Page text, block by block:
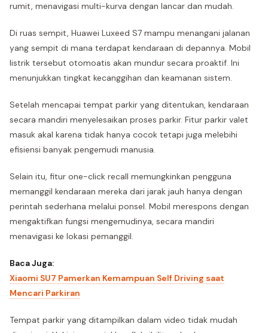
rumit, menavigasi multi-kurva dengan lancar dan mudah.
Di ruas sempit, Huawei Luxeed S7 mampu menangani jalanan
yang sempit di mana terdapat kendaraan di depannya. Mobil
listrik tersebut otomoatis akan mundur secara proaktif. Ini
menunjukkan tingkat kecanggihan dan keamanan sistem.
Setelah mencapai tempat parkir yang ditentukan, kendaraan
secara mandiri menyelesaikan proses parkir. Fitur parkir valet
masuk akal karena tidak hanya cocok tetapi juga melebihi
efisiensi banyak pengemudi manusia.
Selain itu, fitur one-click recall memungkinkan pengguna
memanggil kendaraan mereka dari jarak jauh hanya dengan
perintah sederhana melalui ponsel. Mobil merespons dengan
mengaktifkan fungsi mengemudinya, secara mandiri
menavigasi ke lokasi pemanggil.
Baca Juga:
Xiaomi SU7 Pamerkan Kemampuan Self Driving saat
Mencari Parkiran
Tempat parkir yang ditampilkan dalam video tidak mudah